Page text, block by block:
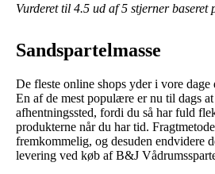
Vurderet til 4.5 ud af 5 stjerner baseret
Sandspartelmasse
De fleste online shops yder i vore
En af de mest populære er nu til dags
afhentningssted, fordi du så har fuld
produkterne når du har tid.
fremkommelig, og desuden endvidere
levering ved køb af B&J